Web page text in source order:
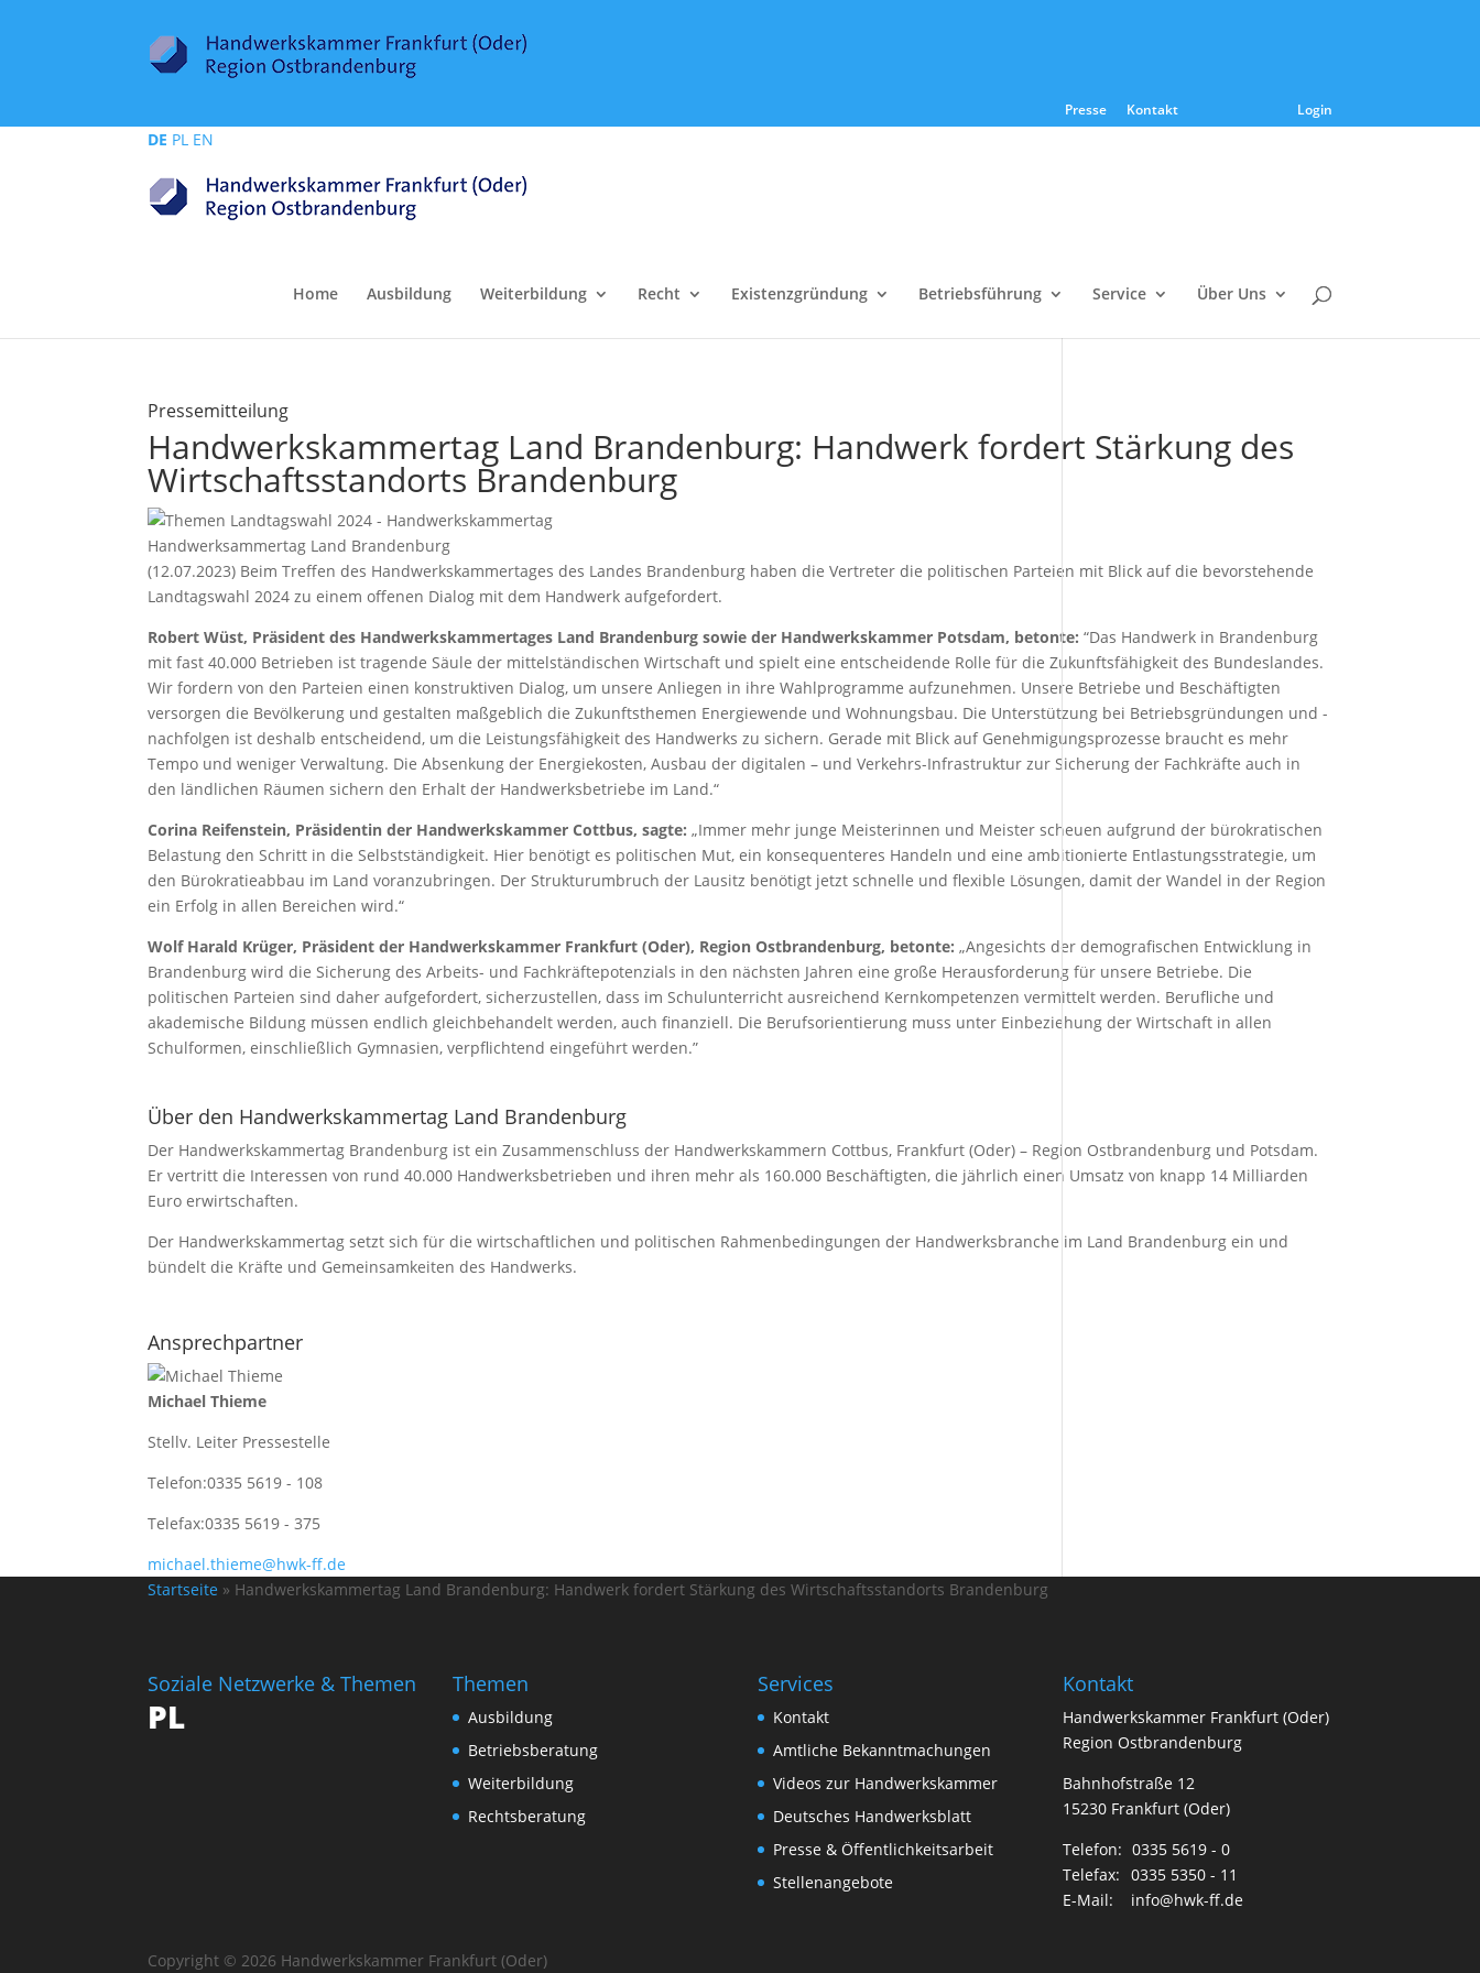
Presse Kontakt Login
DE PL EN
Home Ausbildung Weiterbildung Recht Existenzgründung Betriebsführung Service Über Uns
Pressemitteilung
Handwerkskammertag Land Brandenburg: Handwerk fordert Stärkung des
Wirtschaftsstandorts Brandenburg
Handwerksammertag Land Brandenburg
(12.07.2023) Beim Treffen des Handwerkskammertages des Landes Brandenburg haben die Vertreter die politischen Parteien mit Blick auf die bevorstehende
Landtagswahl 2024 zu einem offenen Dialog mit dem Handwerk aufgefordert.
Robert Wüst, Präsident des Handwerkskammertages Land Brandenburg sowie der Handwerkskammer Potsdam, betonte: “Das Handwerk in Brandenburg
mit fast 40.000 Betrieben ist tragende Säule der mittelständischen Wirtschaft und spielt eine entscheidende Rolle für die Zukunftsfähigkeit des Bundeslandes.
Wir fordern von den Parteien einen konstruktiven Dialog, um unsere Anliegen in ihre Wahlprogramme aufzunehmen. Unsere Betriebe und Beschäftigten
versorgen die Bevölkerung und gestalten maßgeblich die Zukunftsthemen Energiewende und Wohnungsbau. Die Unterstützung bei Betriebsgründungen und -
nachfolgen ist deshalb entscheidend, um die Leistungsfähigkeit des Handwerks zu sichern. Gerade mit Blick auf Genehmigungsprozesse braucht es mehr
Tempo und weniger Verwaltung. Die Absenkung der Energiekosten, Ausbau der digitalen – und Verkehrs-Infrastruktur zur Sicherung der Fachkräfte auch in
den ländlichen Räumen sichern den Erhalt der Handwerksbetriebe im Land.“
Corina Reifenstein, Präsidentin der Handwerkskammer Cottbus, sagte: „Immer mehr junge Meisterinnen und Meister scheuen aufgrund der bürokratischen
Belastung den Schritt in die Selbstständigkeit. Hier benötigt es politischen Mut, ein konsequenteres Handeln und eine ambitionierte Entlastungsstrategie, um
den Bürokratieabbau im Land voranzubringen. Der Strukturumbruch der Lausitz benötigt jetzt schnelle und flexible Lösungen, damit der Wandel in der Region
ein Erfolg in allen Bereichen wird.“
Wolf Harald Krüger, Präsident der Handwerkskammer Frankfurt (Oder), Region Ostbrandenburg, betonte: „Angesichts der demografischen Entwicklung in
Brandenburg wird die Sicherung des Arbeits- und Fachkräftepotenzials in den nächsten Jahren eine große Herausforderung für unsere Betriebe. Die
politischen Parteien sind daher aufgefordert, sicherzustellen, dass im Schulunterricht ausreichend Kernkompetenzen vermittelt werden. Berufliche und
akademische Bildung müssen endlich gleichbehandelt werden, auch finanziell. Die Berufsorientierung muss unter Einbeziehung der Wirtschaft in allen
Schulformen, einschließlich Gymnasien, verpflichtend eingeführt werden.”
Über den Handwerkskammertag Land Brandenburg
Der Handwerkskammertag Brandenburg ist ein Zusammenschluss der Handwerkskammern Cottbus, Frankfurt (Oder) – Region Ostbrandenburg und Potsdam.
Er vertritt die Interessen von rund 40.000 Handwerksbetrieben und ihren mehr als 160.000 Beschäftigten, die jährlich einen Umsatz von knapp 14 Milliarden
Euro erwirtschaften.
Der Handwerkskammertag setzt sich für die wirtschaftlichen und politischen Rahmenbedingungen der Handwerksbranche im Land Brandenburg ein und
bündelt die Kräfte und Gemeinsamkeiten des Handwerks.
Ansprechpartner
Michael Thieme
Stellv. Leiter Pressestelle
Telefon:0335 5619 - 108
Telefax:0335 5619 - 375
michael.thieme@hwk-ff.de
Startseite » Handwerkskammertag Land Brandenburg: Handwerk fordert Stärkung des Wirtschaftsstandorts Brandenburg
Soziale Netzwerke & Themen
PL
Themen
Ausbildung
Betriebsberatung
Weiterbildung
Rechtsberatung
Services
Kontakt
Amtliche Bekanntmachungen
Videos zur Handwerkskammer
Deutsches Handwerksblatt
Presse & Öffentlichkeitsarbeit
Stellenangebote
Kontakt
Handwerkskammer Frankfurt (Oder)
Region Ostbrandenburg
Bahnhofstraße 12
15230 Frankfurt (Oder)
Telefon: 0335 5619 - 0
Telefax:
0335 5350 - 11
E-Mail:
info@hwk-ff.de
Copyright © 2026 Handwerkskammer Frankfurt (Oder)